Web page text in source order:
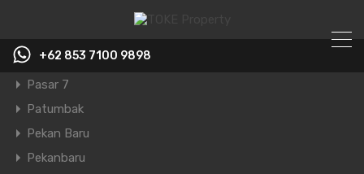
+62 853 7100 9898‬
Ruko Baru Pesona Indah Cemara
– Agung Sedayu Group Medan
Pasar 3
Pasar 7
Patumbak
Pekan Baru
Pekanbaru